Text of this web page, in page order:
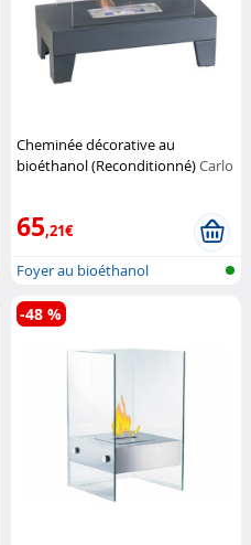
Cheminée décorative au
bioéthanol (Reconditionné)Carlo
65,21€
Foyer au bioéthanol
-48 %